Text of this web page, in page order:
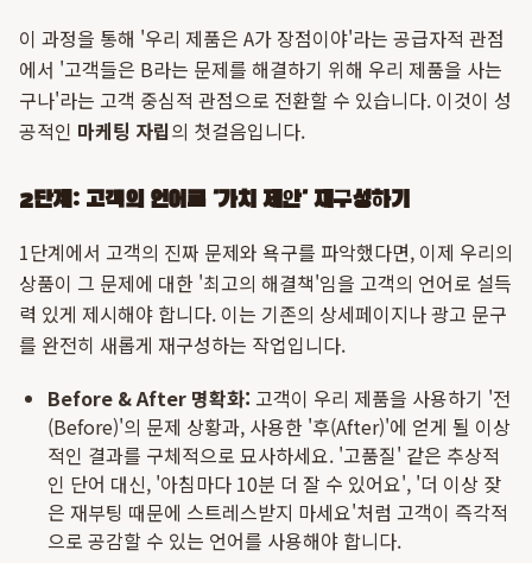
이 과정을 통해 '우리 제품은 A가 장점이야'라는 공급자적 관점
에서 '고객들은 B라는 문제를 해결하기 위해 우리 제품을 사는
구나'라는 고객 중심적 관점으로 전환할 수 있습니다. 이것이 성
공적인 마케팅 자립의 첫걸음입니다.
2단계: 고객의 언어로 '가치 제안' 재구성하기
1단계에서 고객의 진짜 문제와 욕구를 파악했다면, 이제 우리의
상품이 그 문제에 대한 '최고의 해결책'임을 고객의 언어로 설득
력 있게 제시해야 합니다. 이는 기존의 상세페이지나 광고 문구
를 완전히 새롭게 재구성하는 작업입니다.
Before & After 명확화: 고객이 우리 제품을 사용하기 '전
(Before)'의 문제 상황과, 사용한 '후(After)'에 얻게 될 이상
적인 결과를 구체적으로 묘사하세요. '고품질' 같은 추상적
인 단어 대신, '아침마다 10분 더 잘 수 있어요', '더 이상 잦
은 재부팅 때문에 스트레스받지 마세요'처럼 고객이 즉각적
으로 공감할 수 있는 언어를 사용해야 합니다.